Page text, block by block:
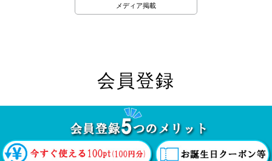
メディア掲載
会員登録